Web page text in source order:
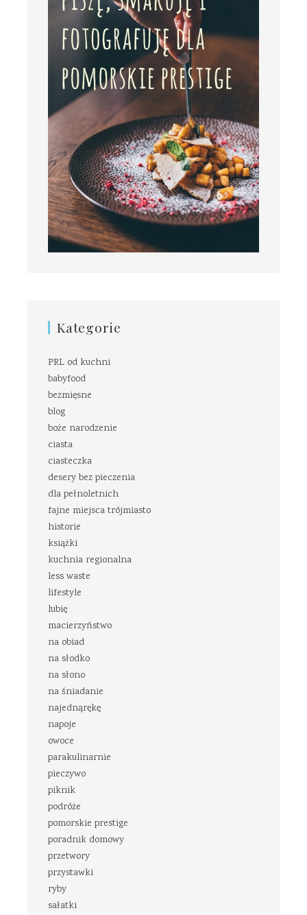
Kategorie
PRL od kuchni
babyfood
bezmięsne
blog
boże narodzenie
ciasta
ciasteczka
desery bez pieczenia
dla pełnoletnich
fajne miejsca trójmiasto
historie
książki
kuchnia regionalna
less waste
lifestyle
lubię
macierzyństwo
na obiad
na słodko
na słono
na śniadanie
najednąrękę
napoje
owoce
parakulinarnie
pieczywo
piknik
podróże
pomorskie prestige
poradnik domowy
przetwory
przystawki
ryby
sałatki